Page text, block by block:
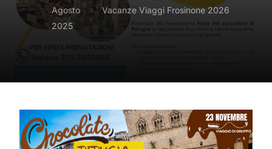
Agosto
2025
Vacanze Viaggi Frosinone 2026
News